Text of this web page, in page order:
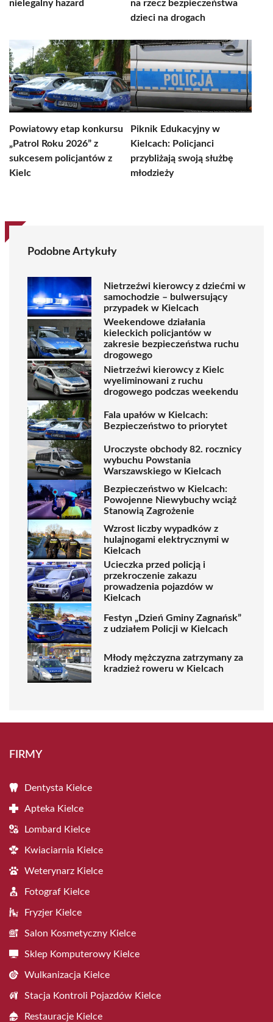
nielegalny hazard
na rzecz bezpieczeństwa
dzieci na drogach
Powiatowy etap konkursu
„Patrol Roku 2026” z
sukcesem policjantów z
Kielc
Piknik Edukacyjny w
Kielcach: Policjanci
przybliżają swoją służbę
młodzieży
Podobne Artykuły
Nietrzeźwi kierowcy z dziećmi w
samochodzie – bulwersujący
przypadek w Kielcach
Weekendowe działania
kieleckich policjantów w
zakresie bezpieczeństwa ruchu
drogowego
Nietrzeźwi kierowcy z Kielc
wyeliminowani z ruchu
drogowego podczas weekendu
Fala upałów w Kielcach:
Bezpieczeństwo to priorytet
Uroczyste obchody 82. rocznicy
wybuchu Powstania
Warszawskiego w Kielcach
Bezpieczeństwo w Kielcach:
Powojenne Niewybuchy wciąż
Stanowią Zagrożenie
Wzrost liczby wypadków z
hulajnogami elektrycznymi w
Kielcach
Ucieczka przed policją i
przekroczenie zakazu
prowadzenia pojazdów w
Kielcach
Festyn „Dzień Gminy Zagnańsk”
z udziałem Policji w Kielcach
Młody mężczyzna zatrzymany za
kradzież roweru w Kielcach
FIRMY
Dentysta Kielce
Apteka Kielce
Lombard Kielce
Kwiaciarnia Kielce
Weterynarz Kielce
Fotograf Kielce
Fryzjer Kielce
Salon Kosmetyczny Kielce
Sklep Komputerowy Kielce
Wulkanizacja Kielce
Stacja Kontroli Pojazdów Kielce
Restauracje Kielce